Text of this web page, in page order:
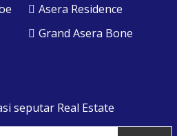
Asera Residence
Grand Asera Bone
seputar Real Estate